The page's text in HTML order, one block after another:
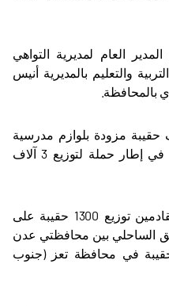
العام لمديرية التواهي
والتعليم بالمديرية أنيس
بالمحافظة
مزودة بلوازم مدرسية
للطلاب الأشد فقراً في "التواهي"، في إطار حملة لتوزيع 3 آلاف
وأوضح أنه سيتم خلال اليومين القادمين توزيع 1300 حقيبة على
الساحلي بين محافظتي عدن
(جنوب)، كما ستوزع 700 حقيبة في محافظة تعز (جنوب